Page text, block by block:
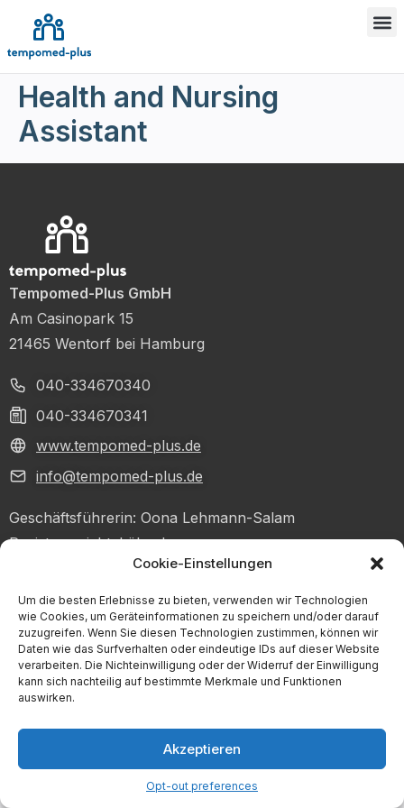
Cookie-Einstellungen
Um die besten Erlebnisse zu bieten, verwenden wir Technologien
wie Cookies, um Geräteinformationen zu speichern und/oder darauf
zuzugreifen. Wenn Sie diesen Technologien zustimmen, können wir
Daten wie das Surfverhalten oder eindeutige IDs auf dieser Website
verarbeiten. Die Nichteinwilligung oder der Widerruf der Einwilligung
kann sich nachteilig auf bestimmte Merkmale und Funktionen
auswirken.
Akzeptieren
Opt-out preferences
Health and Nursing
Assistant
Tempomed-Plus GmbH
Am Casinopark 15
21465 Wentorf bei Hamburg
040-334670340
040-334670341
www.tempomed-plus.de
info@tempomed-plus.de
Geschäftsführerin: Oona Lehmann-Salam
Registergericht: Lübeck
Handelsregister: HRB 25784
USt-IdNr.: DE364083842
© 2026 Copyright Tempomed-Plus GmbH